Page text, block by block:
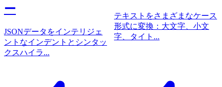
ー
JSONデータをインテリジェ
ントなインデントとシンタッ
クスハイラ...
テキストをさまざまなケース
形式に変換：大文字、小文
字、タイト...